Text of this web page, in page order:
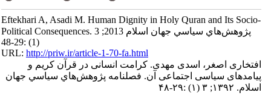
Eftekhari A, Asadi M. Human Dignity in Holy Quran and Its Socio-
Political Consequences. پژوهش‌هاي سياسي جهان اسلام 2013; 3
URL:http://priw.ir/article-1-70-fa.html
افتخاری اصغر، اسدی مهدی. کرامت انسانی در قرآن کریم و
پیامدهای سیاسی اجتماعی آن. فصلنامه پژوهش‌هاي سياسي جهان
اسلام. ۱۳۹۲; ۳ (۱) :۲۹-۴۸